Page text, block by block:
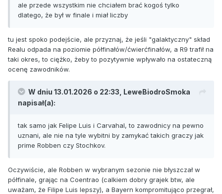
ale przede wszystkim nie chciałem brać kogoś tylko
dlatego, że był w finale i miał liczby
tu jest spoko podejście, ale przyznaj, że jeśli "galaktyczny" skład
Realu odpada na poziomie półfinałów/ćwierćfinałów, a R9 trafił na
taki okres, to ciężko, żeby to pozytywnie wpływało na ostateczną
ocenę zawodników.
W dniu 13.01.2026 o 22:33, LeweBiodroSmoka
napisał(a):
tak samo jak Felipe Luis i Carvahal, to zawodnicy na pewno
uznani, ale nie na tyle wybitni by zamykać takich graczy jak
prime Robben czy Stochkov.
Oczywiście, ale Robben w wybranym sezonie nie błyszczał w
półfinale, grając na Coentrao (calkiem dobry grajek btw, ale
uważam, że Filipe Luis lepszy), a Bayern kompromitująco przegrał,